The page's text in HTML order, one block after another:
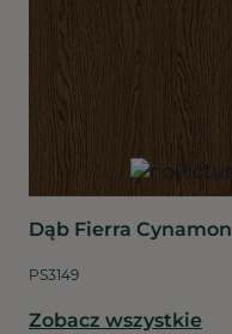
Dąb Fierra Cynamon
PS3149
Zobacz wszystkie